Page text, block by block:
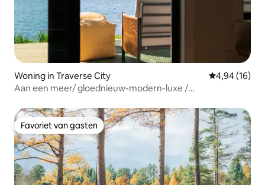
Woning in Traverse City Gemiddelde
4,94 (16)
Aan een meer/ gloednieuw-modern-luxe /
Favoriet van gasten
Favoriet van gasten